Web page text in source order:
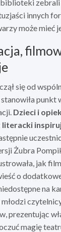
innych
może mieć
się od
punkt
Dzieci i
Żubra
jak
o
na
prezentując
magię